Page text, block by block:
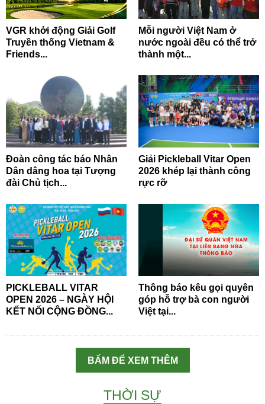
VGR khởi động Giải Golf
Truyền thống Vietnam &
Friends...
Mỗi người Việt Nam ở
nước ngoài đều có thể trở
thành một...
Đoàn công tác báo Nhân
Dân dâng hoa tại Tượng
đài Chủ tịch...
Giải Pickleball Vitar Open
2026 khép lại thành công
rực rỡ
PICKLEBALL VITAR
OPEN 2026 – NGÀY HỘI
KẾT NỐI CỘNG ĐỒNG...
Thông báo kêu gọi quyên
góp hỗ trợ bà con người
Việt tại...
BẤM ĐỂ XEM THÊM
THỜI SỰ